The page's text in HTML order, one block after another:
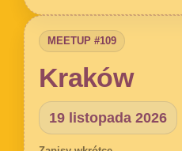
MEETUP #109
Kraków
19 listopada 2026